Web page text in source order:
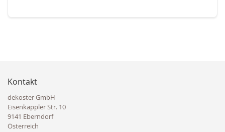
Kontakt
dekoster GmbH
Eisenkappler Str. 10
9141 Eberndorf
Österreich